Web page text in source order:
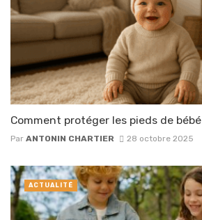
Comment protéger les pieds de
Par ANTONIN CHARTIER 28 octobre 2025
ACTUALITÉ